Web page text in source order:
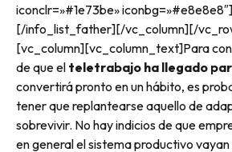
iconclr=»#1e73be»
[/info_list_father][/vc_column][/
[vc_column][vc_column_text]Para
de que el teletrabajo ha llegado
convertirá pronto en un hábito, es
tener que replantearse aquello de
sobrevivir. No hay indicios de que
en general el sistema productivo